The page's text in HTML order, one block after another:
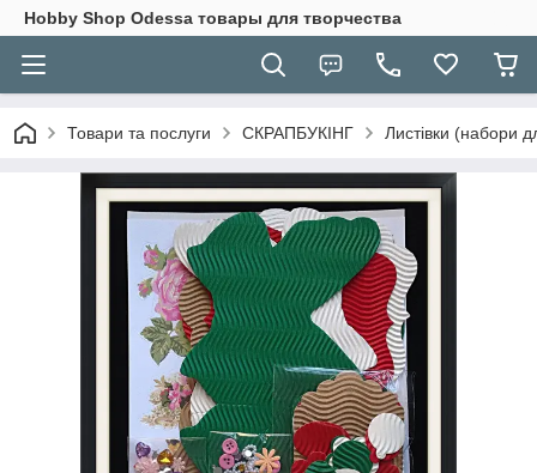
Hobbу Shop Odessa товары для творчества
Товари та послуги СКРАПБУКІНГ Листівки (набори